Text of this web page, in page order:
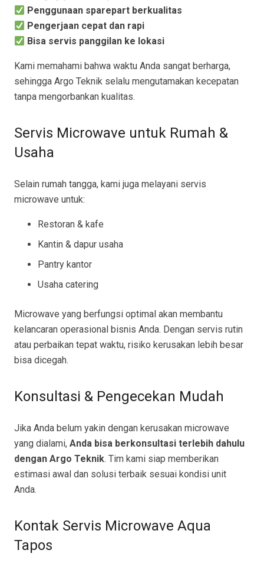
Penggunaan sparepart berkualitas
Pengerjaan cepat dan rapi
Bisa servis panggilan ke lokasi
Kami memahami bahwa waktu Anda sangat berharga,
sehingga Argo Teknik selalu mengutamakan kecepatan
tanpa mengorbankan kualitas.
Servis Microwave untuk Rumah &
Usaha
Selain rumah tangga, kami juga melayani servis
microwave untuk:
Restoran & kafe
Kantin & dapur usaha
Pantry kantor
Usaha catering
Microwave yang berfungsi optimal akan membantu
kelancaran operasional bisnis Anda. Dengan servis rutin
atau perbaikan tepat waktu, risiko kerusakan lebih besar
bisa dicegah.
Konsultasi & Pengecekan Mudah
Jika Anda belum yakin dengan kerusakan microwave
yang dialami, Anda bisa berkonsultasi terlebih dahulu
dengan Argo Teknik. Tim kami siap memberikan
estimasi awal dan solusi terbaik sesuai kondisi unit
Anda.
Kontak Servis Microwave Aqua
Tapos